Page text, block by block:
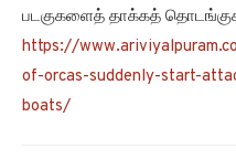
படகுகளைத் தாக்கத்
https://
of-orcas-suddenly-start-
boats/